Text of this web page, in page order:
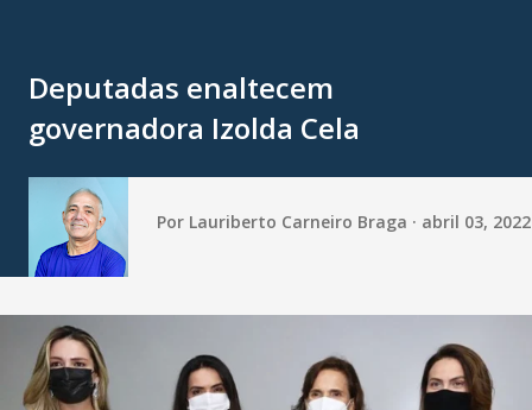
Deputadas enaltecem
governadora Izolda Cela
Por Lauriberto Carneiro Braga abril 03, 2022